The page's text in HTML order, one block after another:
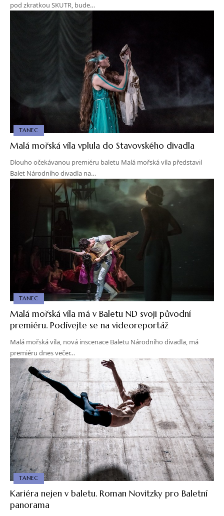
pod zkratkou SKUTR, bude…
TANEC
Malá mořská víla vplula do Stavovského divadla
Dlouho očekávanou premiéru baletu Malá mořská víla představil
Balet Národního divadla na…
TANEC
Malá mořská víla má v Baletu ND svoji původní
premiéru. Podívejte se na videoreportáž
Malá mořská víla, nová inscenace Baletu Národního divadla, má
premiéru dnes večer…
TANEC
Kariéra nejen v baletu. Roman Novitzky pro Baletní
panorama